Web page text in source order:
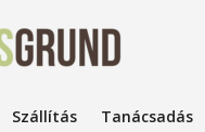
Szállítás Tanácsadás